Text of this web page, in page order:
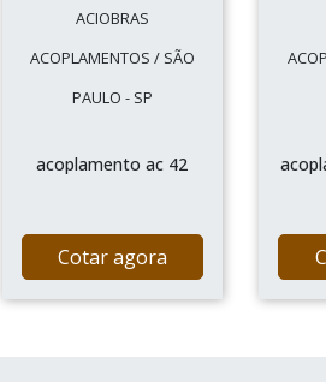
ACIOBRAS
ACOPLAMENTOS / SÃO
PAULO - SP
acoplamento ac 42
Cotar agora